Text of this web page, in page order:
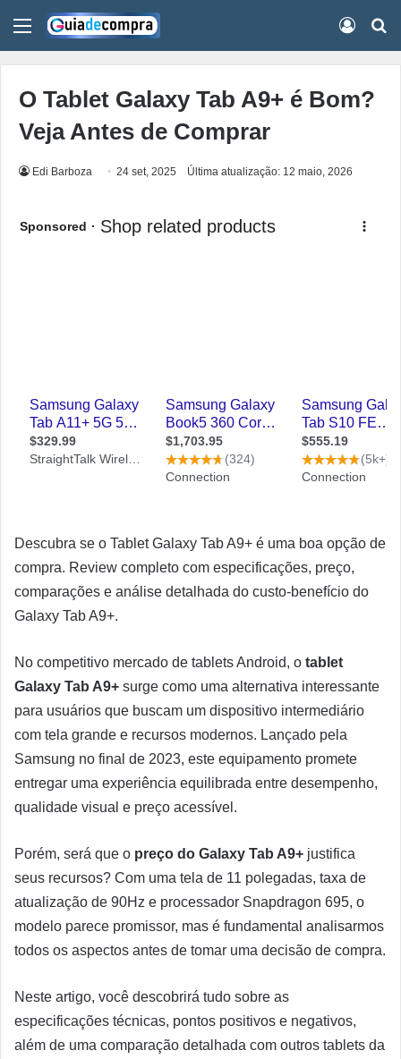
Menu
O Tablet Galaxy Tab A9+ é Bom?
Veja Antes de Comprar
Edi Barboza 24 set, 2025 Última atualização: 12 maio, 2026
Descubra se o Tablet Galaxy Tab A9+ é uma boa opção de
compra. Review completo com especificações, preço,
comparações e análise detalhada do custo-benefício do
Galaxy Tab A9+.
No competitivo mercado de tablets Android, o tablet
Galaxy Tab A9+ surge como uma alternativa interessante
para usuários que buscam um dispositivo intermediário
com tela grande e recursos modernos. Lançado pela
Samsung no final de 2023, este equipamento promete
entregar uma experiência equilibrada entre desempenho,
qualidade visual e preço acessível.
Porém, será que o preço do Galaxy Tab A9+ justifica
seus recursos? Com uma tela de 11 polegadas, taxa de
atualização de 90Hz e processador Snapdragon 695, o
modelo parece promissor, mas é fundamental analisarmos
todos os aspectos antes de tomar uma decisão de compra.
Neste artigo, você descobrirá tudo sobre as
especificações técnicas, pontos positivos e negativos,
além de uma comparação detalhada com outros tablets da